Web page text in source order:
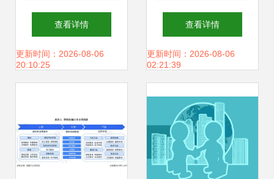
驱动无线应急通信
指挥体系迈向新高
查看详情
更新时间：2026-08-06
20:10:25
场开启，计算机软
硬件技术开发赋能
查看详情
更新时间：2026-08-06
02:21:39